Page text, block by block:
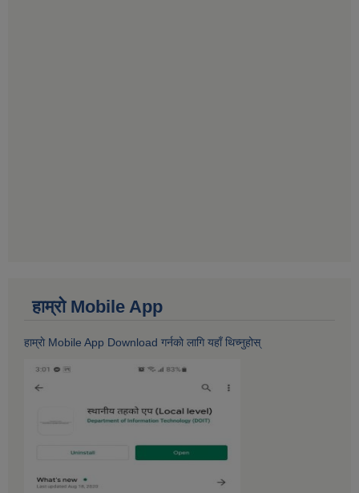
हाम्राे Mobile App
हाम्राे Mobile App Download गर्नकाे लागि यहाँ थिच्नुहोस्‌